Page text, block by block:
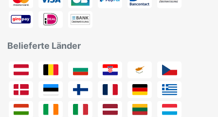
Belieferte Länder